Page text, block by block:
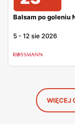
Balsam po goleniu
5 -12 sie 2026
WIĘCEJ